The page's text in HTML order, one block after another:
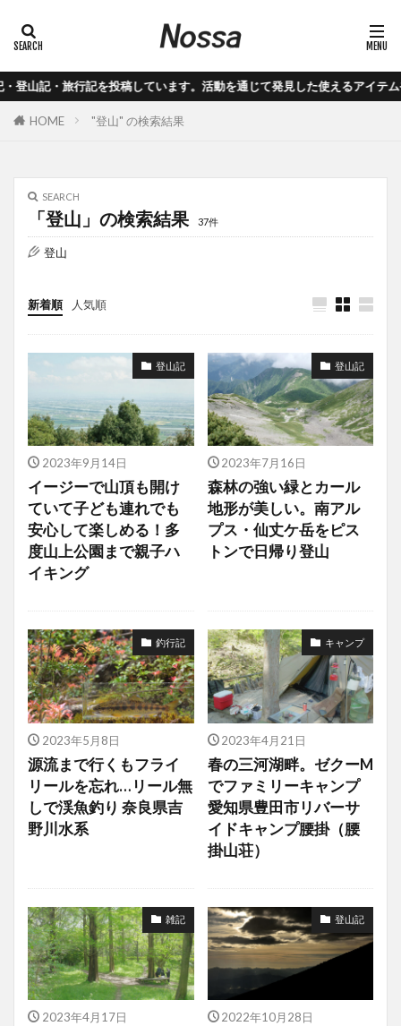
行記を投稿しています。活動を通じて発見した使えるアイテムやノウハ
HOME "登山" の検索結果
SEARCH
「登山」の検索結果 37件
登山
新着順 人気順
登山記
2023年9月14日
イージーで山頂も開け
ていて子ども連れでも
安心して楽しめる！多
度山上公園まで親子ハ
イキング
登山記
2023年7月16日
森林の強い緑とカール
地形が美しい。南アル
プス・仙丈ケ岳をピス
トンで日帰り登山
釣行記
2023年5月8日
源流まで行くもフライ
リールを忘れ…リール無
しで渓魚釣り 奈良県吉
野川水系
キャンプ
2023年4月21日
春の三河湖畔。ゼクーM
でファミリーキャンプ
愛知県豊田市リバーサ
イドキャンプ腰掛（腰
掛山荘）
雑記
2023年4月17日
登山記
2022年10月28日